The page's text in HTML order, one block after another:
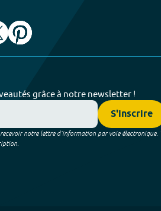
grâce à notre newsletter !
S'inscrire
notre lettre d’information par voie électronique.